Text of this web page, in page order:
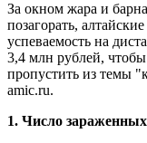
За окном жара и
позагорать,
успеваемость на
3,4 млн рублей,
пропустить из темы
amic.ru.
1. Число